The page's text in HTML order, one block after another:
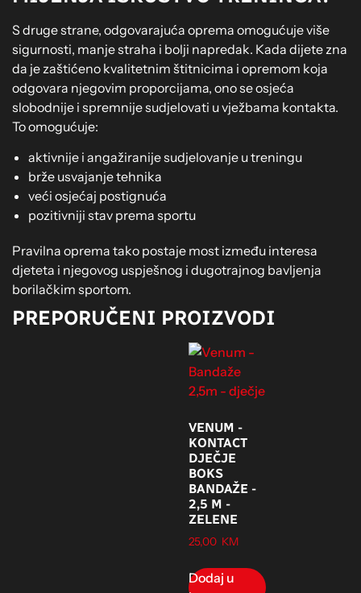
S druge strane, odgovarajuća oprema omogućuje više
sigurnosti, manje straha i bolji napredak. Kada dijete zna
da je zaštićeno kvalitetnim štitnicima i opremom koja
odgovara njegovim proporcijama, ono se osjeća
slobodnije i spremnije sudjelovati u vježbama kontakta.
To omogućuje:
aktivnije i angažiranije sudjelovanje u treningu
brže usvajanje tehnika
veći osjećaj postignuća
pozitivniji stav prema sportu
Pravilna oprema tako postaje most između interesa
djeteta i njegovog uspješnog i dugotrajnog bavljenja
borilačkim sportom.
PREPORUČENI PROIZVODI
VENUM -
KONTACT
DJEČJE
BOKS
BANDAŽE -
2,5 M -
ZELENE
25,00 KM
Dodaj u